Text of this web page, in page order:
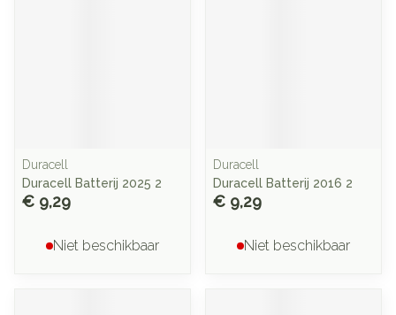
Duracell
Duracell Batterij 2025 2
€ 9,29
Niet beschikbaar
Duracell
Duracell Batterij 2016 2
€ 9,29
Niet beschikbaar